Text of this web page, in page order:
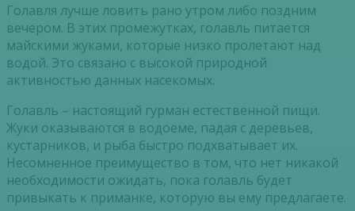
Голавля лучше ловить рано утром либо поздним
вечером. В этих промежутках, голавль питается
майскими жуками, которые низко пролетают над
водой. Это связано с высокой природной
активностью данных насекомых.
Голавль – настоящий гурман естественной пищи.
Жуки оказываются в водоеме, падая с деревьев,
кустарников, и рыба быстро подхватывает их.
Несомненное преимущество в том, что нет никакой
необходимости ожидать, пока голавль будет
привыкать к приманке, которую вы ему предлагаете.